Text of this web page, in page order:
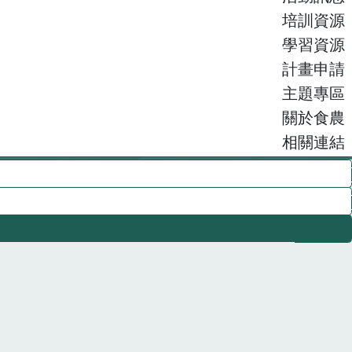
培訓資源
學習資源
計畫申請
主題專區
關於食農
相關連結